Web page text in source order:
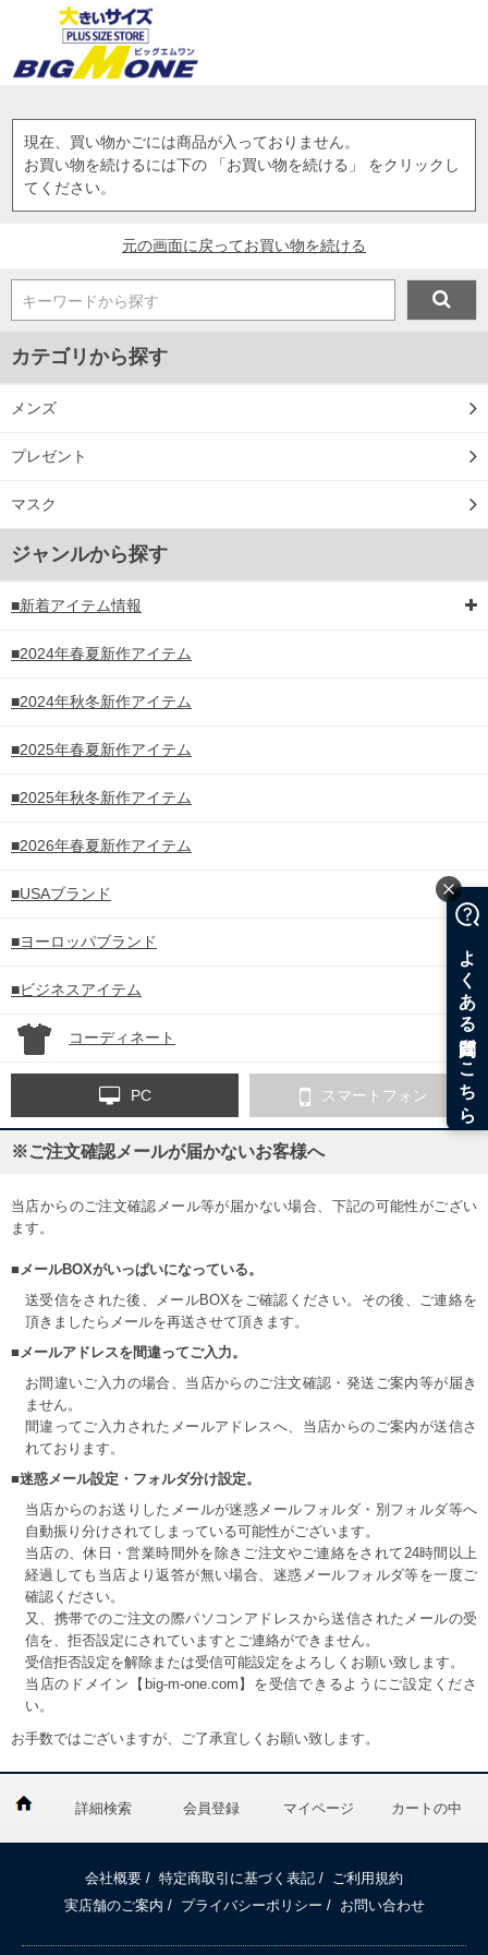
現在、買い物かごには商品が入っておりません。
お買い物を続けるには下の 「お買い物を続ける」 をクリックし
てください。
元の画面に戻ってお買い物を続ける
キーワードから探す
カテゴリから探す
メンズ
プレゼント
マスク
ジャンルから探す
■新着アイテム情報
■2024年春夏新作アイテム
■2024年秋冬新作アイテム
■2025年春夏新作アイテム
■2025年秋冬新作アイテム
■2026年春夏新作アイテム
■USAブランド
■ヨーロッパブランド
■ビジネスアイテム
コーディネート
PC スマートフォン
※ご注文確認メールが届かないお客様へ
当店からのご注文確認メール等が届かない場合、下記の可能性がござい
ます。
■メールBOXがいっぱいになっている。
送受信をされた後、メールBOXをご確認ください。その後、ご連絡を
頂きましたらメールを再送させて頂きます。
■メールアドレスを間違ってご入力。
お間違いご入力の場合、当店からのご注文確認・発送ご案内等が届き
ません。
間違ってご入力されたメールアドレスへ、当店からのご案内が送信さ
れております。
■迷惑メール設定・フォルダ分け設定。
当店からのお送りしたメールが迷惑メールフォルダ・別フォルダ等へ
自動振り分けされてしまっている可能性がございます。
当店の、休日・営業時間外を除きご注文やご連絡をされて24時間以上
経過しても当店より返答が無い場合、迷惑メールフォルダ等を一度ご
確認ください。
又、携帯でのご注文の際パソコンアドレスから送信されたメールの受
信を、拒否設定にされていますとご連絡ができません。
受信拒否設定を解除または受信可能設定をよろしくお願い致します。
当店のドメイン【big-m-one.com】を受信できるようにご設定くださ
い。
お手数ではございますが、ご了承宜しくお願い致します。
詳細検索 会員登録 マイページ カートの中
会社概要 / 特定商取引に基づく表記 /
ご利用規約
実店舗のご案内 / プライバシーポリシー / お問い合わせ